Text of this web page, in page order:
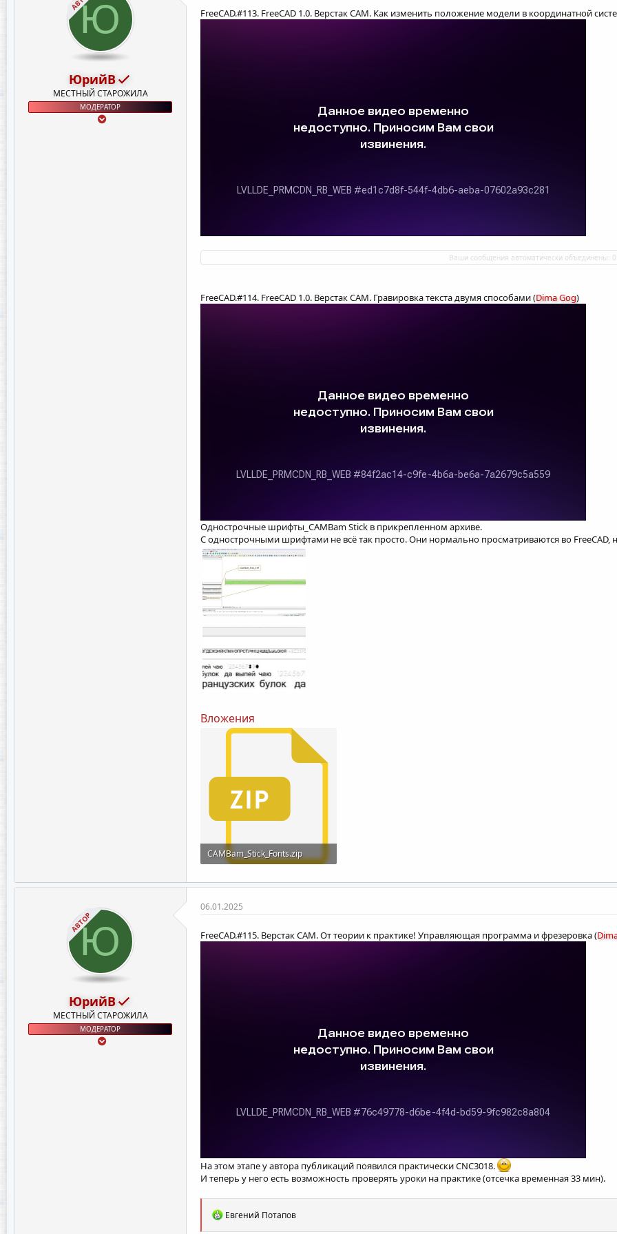
Ю
ЮрийВ
МЕСТНЫЙ СТАРОЖИЛА
МОДЕРАТОР
FreeCAD.#113. FreeCAD 1.0. Верстак CAM. Как изменить положение модели в координатной
Ваши сообщения автоматически объединены:
FreeCAD.#114. FreeCAD 1.0. Верстак CAM. Гравировка текста двумя способами (Dima Gog)
Однострочные шрифты_CAMBam Stick в прикрепленном архиве.
С однострочными шрифтами не всё так просто. Они нормально просматриваются во
Вложения
CAMBam_Stick_Fonts.zip
АВТОР
Ю
ЮрийВ
МЕСТНЫЙ СТАРОЖИЛА
МОДЕРАТОР
06.01.2025
FreeCAD.#115. Верстак CAM. От теории к практике! Управляющая программа и фрезеровка (
На этом этапе у автора публикаций появился практически CNC3018.
И теперь у него есть возможность проверять уроки на практике (отсечка временная 33 мин).
РЕвгений Потапов